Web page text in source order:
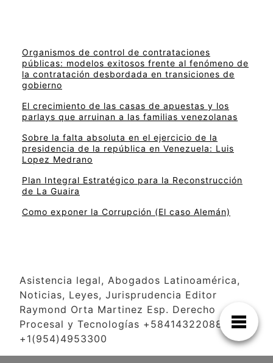
Organismos de control de contrataciones
públicas: modelos exitosos frente al fenómeno de
la contratación desbordada en transiciones de
gobierno
El crecimiento de las casas de apuestas y los
parlays que arruinan a las familias venezolanas
Sobre la falta absoluta en el ejercicio de la
presidencia de la república en Venezuela: Luis
Lopez Medrano
Plan Integral Estratégico para la Reconstrucción
de La Guaira
Como exponer la Corrupción (El caso Alemán)
Asistencia legal, Abogados Latinoamérica,
Noticias, Leyes, Jurisprudencia Editor
Raymond Orta Martinez Esp. Derecho
Procesal y Tecnologías +584143220886
+1(954)4953300